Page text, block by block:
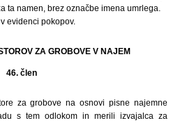
ta namen, brez označbe imena umrlega.
evidenci pokopov.
ZA GROBOVE V NAJEM
46. člen
za grobove na osnovi pisne najemne
s tem odlokom in merili izvajalca za